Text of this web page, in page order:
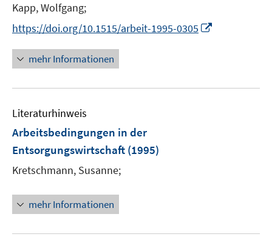
Kapp, Wolfgang;
https://doi.org/10.1515/arbeit-1995-0305
u
ö
mehr Informationen
Literaturhinweis
Arbeitsbedingungen in der
Entsorgungswirtschaft (1995)
Kretschmann, Susanne;
mehr Informationen